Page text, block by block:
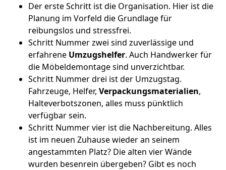
Der erste Schritt ist die Organisation. Hier ist die
Planung im Vorfeld die Grundlage für
reibungslos und stressfrei.
Schritt Nummer zwei sind zuverlässige und
erfahrene Umzugshelfer. Auch Handwerker für
die Möbeldemontage sind unverzichtbar.
Schritt Nummer drei ist der Umzugstag.
Fahrzeuge, Helfer, Verpackungsmaterialien,
Halteverbotszonen, alles muss pünktlich
verfügbar sein.
Schritt Nummer vier ist die Nachbereitung. Alles
ist im neuen Zuhause wieder an seinem
angestammten Platz? Die alten vier Wände
wurden besenrein übergeben? Gibt es noch